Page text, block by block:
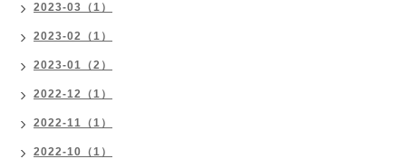
2023-03（1）
2023-02（1）
2023-01（2）
2022-12（1）
2022-11（1）
2022-10（1）